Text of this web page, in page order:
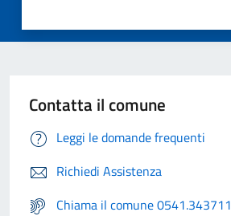
Contatta il comune
Leggi le domande frequenti
Richiedi Assistenza
Chiama il comune 0541.343711